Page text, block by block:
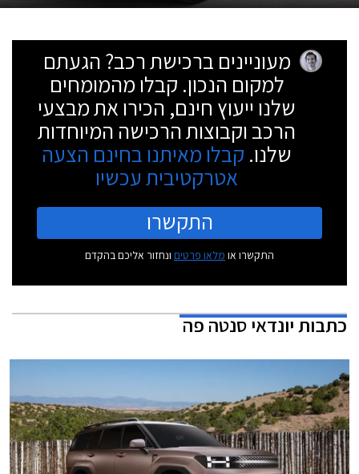
מעוניינים ברכישת רכב? הגעתם
למקום הנכון. קבלו מהמומחים
שלנו ייעוץ חינם, הכירו את מבצעי
הרכב וקבוצות הרכישה המיוחדות
שלנו. קבלו מאיתנו בחינם הצעה
אטרקטיבית עכשיו
התקשרו
התקשרו או מלאו פרטים ונחזור אליכם בהקדם
כתבותיונדאי סנטה פה